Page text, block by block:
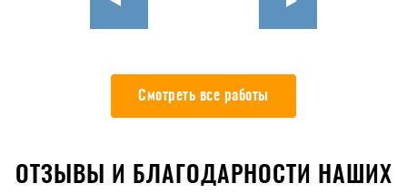
Смотреть все работы
ОТЗЫВЫ И БЛАГОДАРНОСТИ НАШИХ